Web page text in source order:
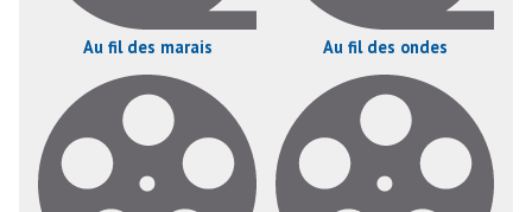
Au fil des marais Au fil des ondes